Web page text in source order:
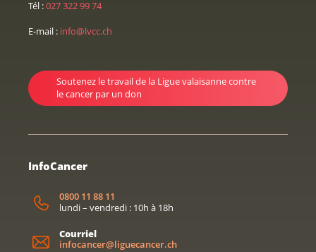
Tél :027 322 99 74
E-mail : info@lvcc.ch
Soutenez le travail de la Ligue valaisanne contre
le cancer par un don
InfoCancer
0800 11 88 11
lundi – vendredi : 10h à 18h
Courriel
infocancer@liguecancer.ch